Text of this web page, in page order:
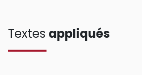
Textes appliqués